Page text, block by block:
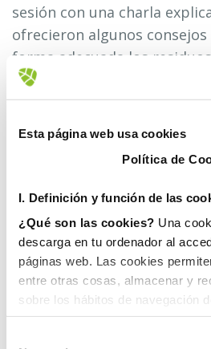
Esta página web usa cookies
Política de
I. Definición y función de las
¿Qué son las cookies? Una
descarga en tu ordenador al
páginas web. Las cookies
entre otras cosas, almacenar y
sobre los hábitos de navegación
equipo y, dependiendo de la
de la forma en que utilice su
sesión con una charla
ofrecieron algunos
forma adecuada los
Posteriormente entró en
villano amigo de la basura,
llenar las aulas de
detenido por Reciclaman
los asistentes, fue
su lugar correspondiente
completamente limpia.
al finalizar la actividad
recibieron un diploma
compromiso con el entorno.
La actividad, que tuvo una
acogida, persigue